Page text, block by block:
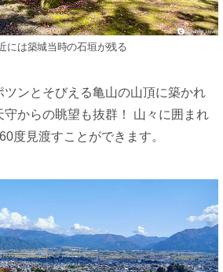
には築城当時の石垣が残る
ツンとそびえる亀山の山頂に築かれ
守からの眺望も抜群！ 山々に囲まれ
度見渡すことができます。